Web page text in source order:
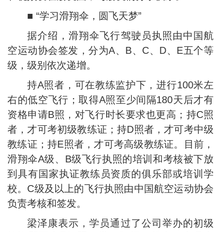
■ “学习滑翔伞，圆飞天梦”
据介绍，滑翔伞飞行驾驶员执照由中国航
空运动协会签发，分为A、B、C、D、E五个等
级，级别依次递增。
持A照者，可在教练监护下，进行100米左
右的低空飞行；取得A照至少间隔180天后才有
资格申请B照，对飞行时长要求也更高；持C照
者，才可考初级教练证；持D照者，才可考中级
教练证；持E照者，才可考高级教练证。目前，
滑翔伞A级、B级飞行执照的培训和考核被下放
到具有国家执证教练员资质的俱乐部或培训学
校。C级及以上的飞行执照由中国航空运动协会
负责考核和签发。
梁泽康表示，学员通过了公司举办的初级